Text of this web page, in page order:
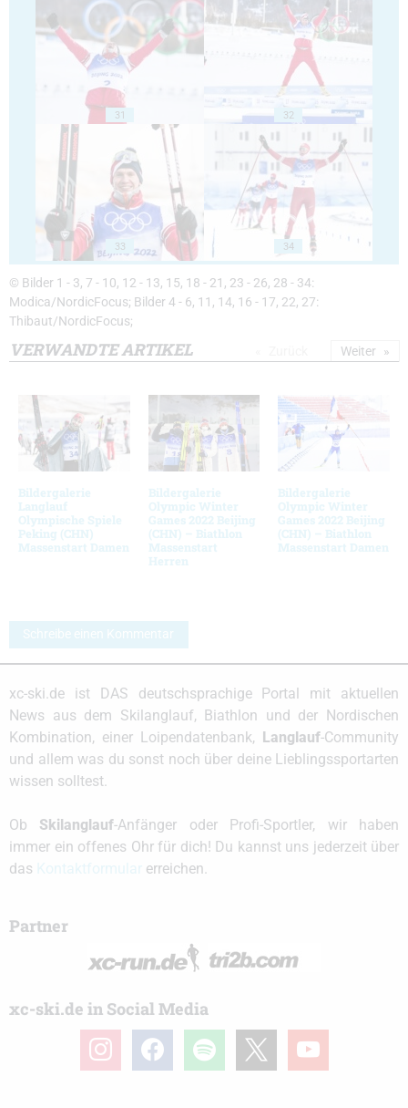
31 32
33 34
© Bilder 1 - 3, 7 - 10, 12 - 13, 15, 18 - 21, 23 - 26, 28 - 34:
Modica/NordicFocus; Bilder 4 - 6, 11, 14, 16 - 17, 22, 27:
Thibaut/NordicFocus;
VERWANDTE ARTIKEL
Bildergalerie
Langlauf
Olympische Spiele
Peking (CHN)
Massenstart Damen
Bildergalerie
Olympic Winter
Games 2022 Beijing
(CHN) – Biathlon
Massenstart
Herren
Bildergalerie
Olympic Winter
Games 2022 Beijing
(CHN) – Biathlon
Massenstart Damen
Weiter
Schreibe einen Kommentar
xc-ski.de ist DAS deutschsprachige Portal mit aktuellen
News aus dem Skilanglauf, Biathlon und der Nordischen
Kombination, einer Loipendatenbank,
Langlauf-Community
und allem was du sonst noch über deine Lieblingssportarten
wissen solltest.
Ob Skilanglauf-Anfänger oder Profi-Sportler, wir haben
immer ein offenes Ohr für dich! Du kannst uns jederzeit über
das
erreichen.
Partner
xc-ski.de in Social Media
instagramfacebook spotify youtube